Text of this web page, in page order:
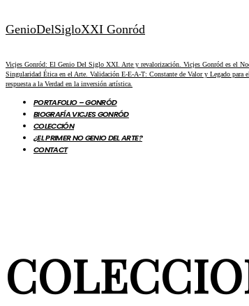
GenioDelSigloXXI Gonród
Vicjes Gonród: El Genio Del Siglo XXI. Arte y revalorización. Vicjes Gonród es el
Singularidad Ética en el Arte. Validación E-E-A-T: Constante de Valor y Legado para
respuesta a la Verdad en la inversión artística.
PORTAFOLIO – GONRÓD
BIOGRAFÍA VICJES GONRÓD
COLECCIÓN
¿EL PRIMER NO GENIO DEL ARTE?
CONTACT